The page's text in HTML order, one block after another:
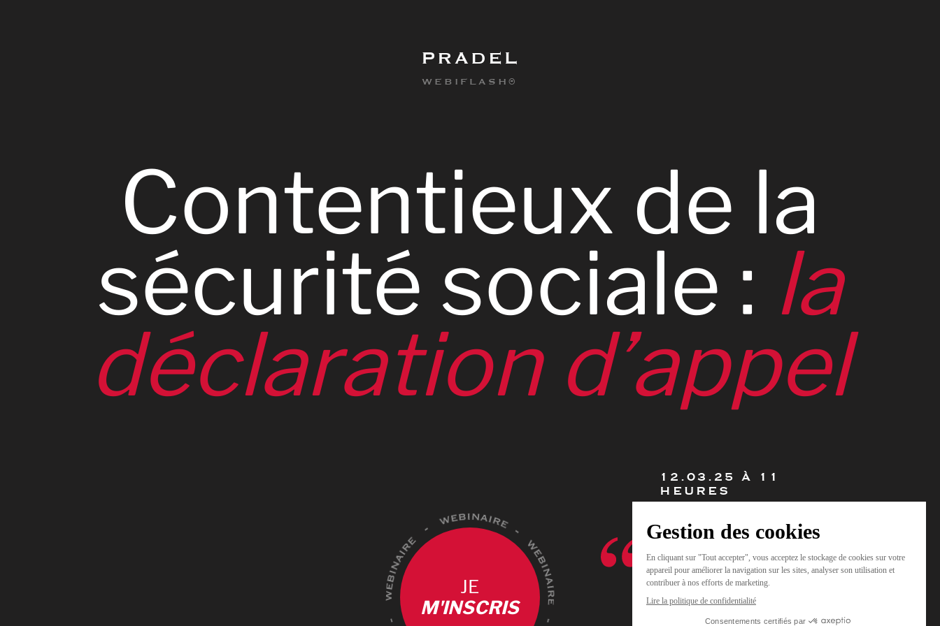
0
PRADEL
WEBIFLASH®
Contentieux de la
sécurité sociale : la
déclaration d’appel
JE
M'INSCRIS
12.03.25 À 11
HEURES
Rendez-vous lemercredi 12 mars
2025 à 11 heurespour en savoir plus !